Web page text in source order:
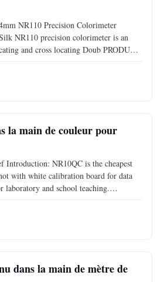
NR110 Precision Colorimeter
NR110 precision colorimeter is an
and cross locating Doub PRODUCT
la main de couleur pour
Introduction: NR10QC is the cheapest
with white calibration board for data
and school teaching.
dans la main de mètre de